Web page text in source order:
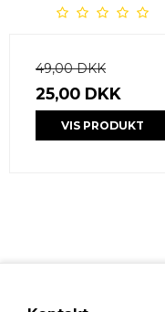
49,00 DKK
25,00 DKK
VIS PRODUKT